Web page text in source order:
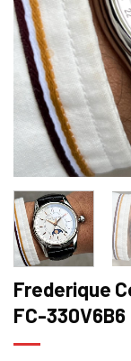
Frederique
FC-330V6B6